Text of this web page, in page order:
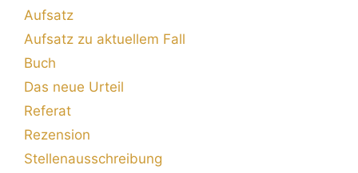
Aufsatz
Aufsatz zu aktuellem Fall
Buch
Das neue Urteil
Referat
Rezension
Stellenausschreibung